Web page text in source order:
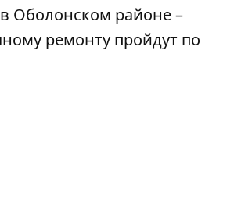
Оболонском районе –
ремонту пройдут по